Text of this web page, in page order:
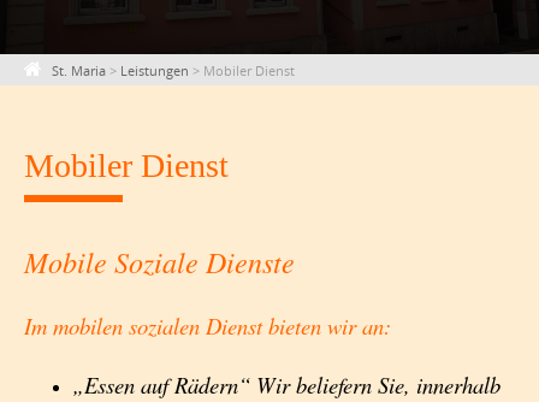
St. Maria > Leistungen > Mobiler Dienst
Mobiler Dienst
Mobile Soziale Dienste
Im mobilen sozialen Dienst bieten wir an:
„Essen auf Rädern“ Wir beliefern Sie, innerhalb